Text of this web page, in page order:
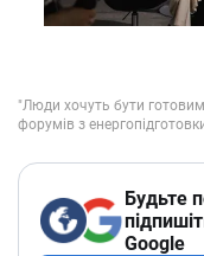
Будьте
Google